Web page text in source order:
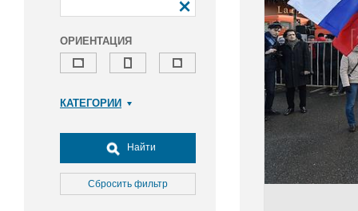
ОРИЕНТАЦИЯ
КАТЕГОРИИ
Досуг, туризм и отдых
Культура
Медицина
Найти
Сбросить фильтр